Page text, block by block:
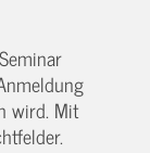
wird. Mit